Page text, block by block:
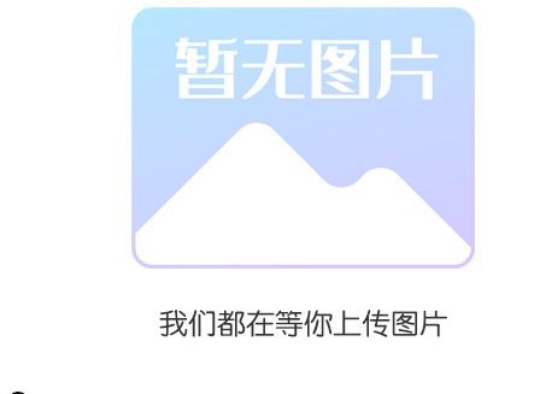
传。在驼毛棉
床的制作过程
中，这种精益
求精的工匠精